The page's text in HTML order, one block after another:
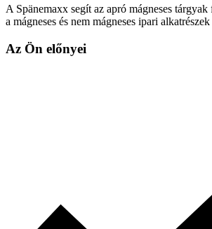
A Spänemaxx segít az apró mágneses
a mágneses és nem mágneses ipari
Az Ön előnyei